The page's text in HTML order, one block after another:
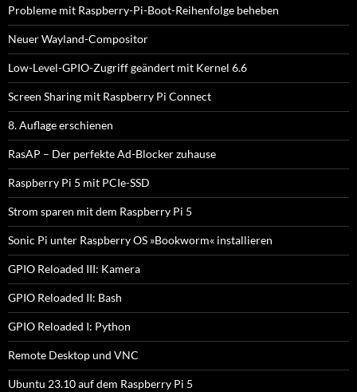
Probleme mit Raspberry-Pi-Boot-Reihenfolge beheben
Neuer Wayland-Compositor
Low-Level-GPIO-Zugriff geändert mit Kernel 6.6
Screen Sharing mit Raspberry Pi Connect
8. Auflage erschienen
RasAP – Der perfekte Ad-Blocker zuhause
Raspberry Pi 5 mit PCIe-SSD
Strom sparen mit dem Raspberry Pi 5
Sonic Pi unter Raspberry OS »Bookworm« installieren
GPIO Reloaded III: Kamera
GPIO Reloaded II: Bash
GPIO Reloaded I: Python
Remote Desktop und VNC
Ubuntu 23.10 auf dem Raspberry Pi 5